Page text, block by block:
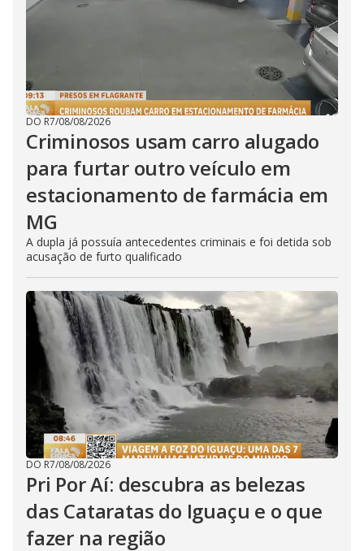
DO R7/08/08/2026
Criminosos usam carro alugado
para furtar outro veículo em
estacionamento de farmácia em
MG
A dupla já possuía antecedentes criminais e foi detida sob
acusação de furto qualificado
DO R7/08/08/2026
Pri Por Aí: descubra as belezas
das Cataratas do Iguaçu e o que
fazer na região